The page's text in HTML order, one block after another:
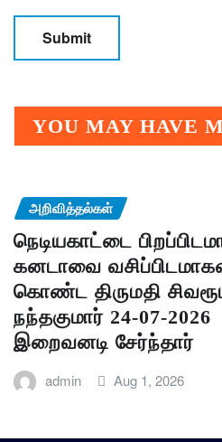
YOU MAY HAVE
அறிவித்தல்கள்
நெடியகாட்டை
கனடாவை
கொண்ட திருமதி
நந்தகுமார் 24-07-2026
இறைவனடி சேர்ந்தார்
admin Aug 1, 2026